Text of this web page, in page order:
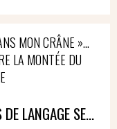
MON CRÂNE »…
LA MONTÉE DU
LANGAGE SE...